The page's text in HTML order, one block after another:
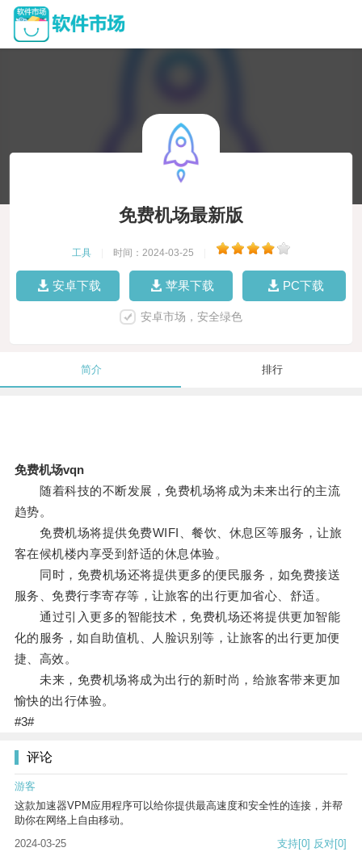
免费机场最新版
工具 时间：2024-03-25
安卓下载 苹果下载 PC下载
安卓市场，安全绿色
简介 排行
免费机场vqn
随着科技的不断发展，免费机场将成为未来出行的主流
趋势。
免费机场将提供免费WIFI、餐饮、休息区等服务，让旅
客在候机楼内享受到舒适的休息体验。
同时，免费机场还将提供更多的便民服务，如免费接送
服务、免费行李寄存等，让旅客的出行更加省心、舒适。
通过引入更多的智能技术，免费机场还将提供更加智能
化的服务，如自助值机、人脸识别等，让旅客的出行更加便
捷、高效。
未来，免费机场将成为出行的新时尚，给旅客带来更加
愉快的出行体验。
#3#
评论
游客
这款加速器VPM应用程序可以给你提供最高速度和安全性的连接，并帮
助你在网络上自由移动。
2024-03-25
支持[0] 反对[0]